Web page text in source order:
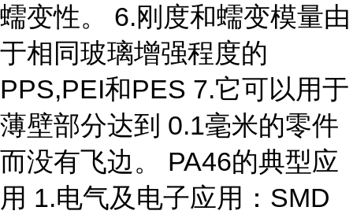
蠕变性。 6.刚度和蠕变模量由
于相同玻璃增强程度的
PPS,PEI和PES 7.它可以用于
薄壁部分达到 0.1毫米的零件
而没有飞边。 PA46的典型应
用 1.电气及电子应用：SMD